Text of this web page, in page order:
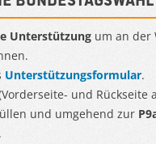
Unterstützung um an der
Unterstützungsformular.
und Rückseite
und umgehend zur